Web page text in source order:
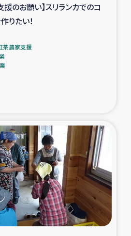
シリア難民への教育支援事業
難民・レバノン人への農業支援
ーツの市民との共生
興応援隊の活動
活支援・農業復興支援
漁業復興支援
ーン・ボランティア日誌
援のお願い】スリランカでのコ
りたい！
茶農家支援